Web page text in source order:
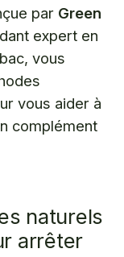
par Green
expert en
vous
vous aider à
complément
naturels
arrêter